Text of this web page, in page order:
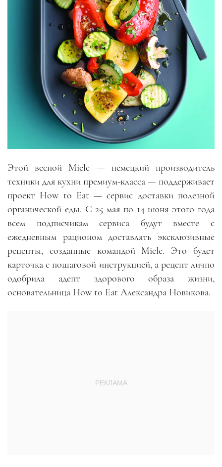
Этой весной Miele — немецкий производитель
техники для кухни премиум-класса — поддерживает
проект How to Eat — сервис доставки полезной
органической еды. С 25 мая по 14 июня этого года
всем подписчикам сервиса будут вместе с
ежедневным рационом доставлять эксклюзивные
рецепты, созданные командой Miele. Это будет
карточка с пошаговой инструкцией, а рецепт лично
одобрила адепт здорового образа жизни,
основательница How to Eat Александра Новикова.